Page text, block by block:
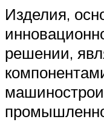
Изделия,
решении,